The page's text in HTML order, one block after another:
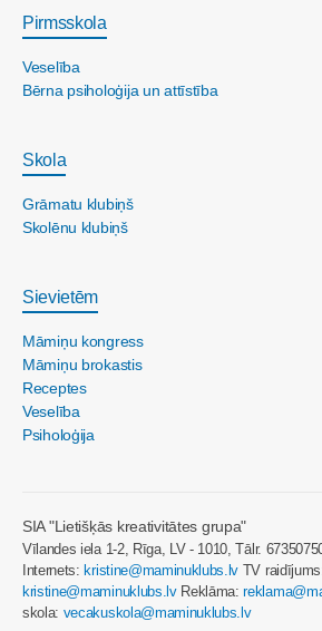
Pirmsskola
Veselība
Bērna psiholoģija un attīstība
Skola
Grāmatu klubiņš
Skolēnu klubiņš
Sievietēm
Māmiņu kongress
Māmiņu brokastis
Receptes
Veselība
Psiholoģija
SIA "Lietišķās kreativitātes grupa"
Vīlandes iela 1-2, Rīga, LV - 1010, Tālr.
Internets:kristine@maminuklubs.lv TV
kristine@maminuklubs.lvReklāma:
skola: vecakuskola@maminuklubs.lv